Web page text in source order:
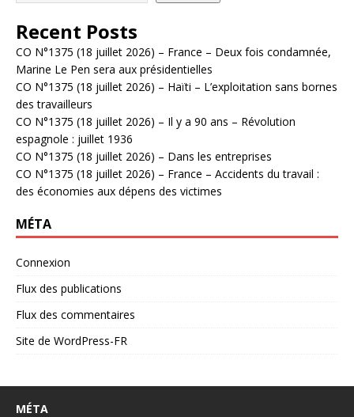
Recent Posts
CO N°1375 (18 juillet 2026) – France – Deux fois condamnée,
Marine Le Pen sera aux présidentielles
CO N°1375 (18 juillet 2026) – Haïti – L’exploitation sans bornes
des travailleurs
CO N°1375 (18 juillet 2026) – Il y a 90 ans – Révolution
espagnole : juillet 1936
CO N°1375 (18 juillet 2026) – Dans les entreprises
CO N°1375 (18 juillet 2026) – France – Accidents du travail :
des économies aux dépens des victimes
MÉTA
Connexion
Flux des publications
Flux des commentaires
Site de WordPress-FR
MÉTA